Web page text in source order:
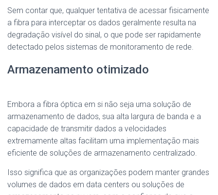
Sem contar que, qualquer tentativa de acessar fisicamente
a fibra para interceptar os dados geralmente resulta na
degradação visível do sinal, o que pode ser rapidamente
detectado pelos sistemas de monitoramento de rede.
Armazenamento otimizado
Embora a fibra óptica em si não seja uma solução de
armazenamento de dados, sua alta largura de banda e a
capacidade de transmitir dados a velocidades
extremamente altas facilitam uma implementação mais
eficiente de soluções de armazenamento centralizado.
Isso significa que as organizações podem manter grandes
volumes de dados em data centers ou soluções de